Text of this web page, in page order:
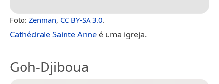
Foto: Zenman, CC BY-SA 3.0.
Cathédrale Sainte Anne é uma igreja.
Goh-Djiboua